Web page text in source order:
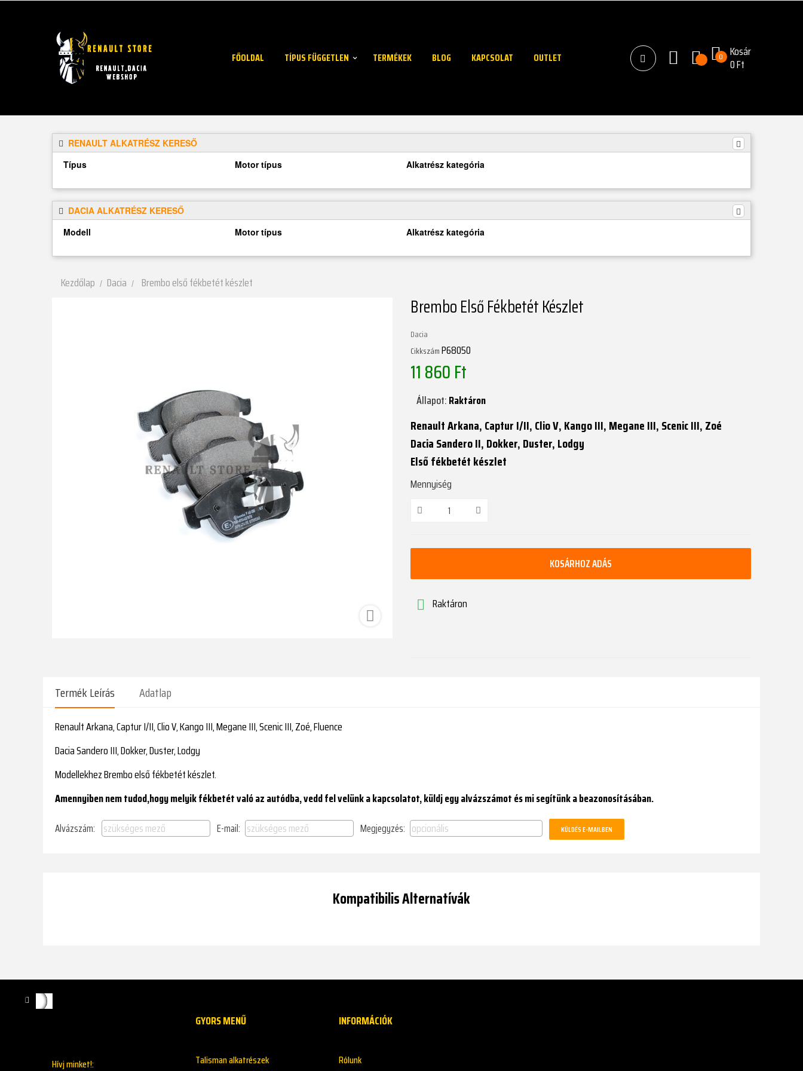
FŐOLDAL TÍPUS FÜGGETLEN TERMÉKEK BLOG KAPCSOLAT OUTLET 0 Kosár
0 Ft
RENAULT ALKATRÉSZ KERESŐ
Típus
Motor típus Alkatrész kategória
DACIA ALKATRÉSZ KERESŐ
Modell
Motor típus Alkatrész kategória
Kezdőlap Dacia Brembo első fékbetét készlet

Brembo Első Fékbetét Készlet
Dacia
CikkszámP68050
11 860 Ft
Állapot:Raktáron
Renault Arkana, Captur I/II, Clio V, Kango III, Megane III, Scenic III, Zoé
Dacia Sandero II, Dokker, Duster, Lodgy
Első fékbetét készlet
Mennyiség
KOSÁRHOZ ADÁS
 Raktáron
Termék Leírás Adatlap
Renault Arkana, Captur I/II, Clio V, Kango III, Megane III, Scenic III, Zoé, Fluence
Dacia Sandero III, Dokker, Duster, Lodgy
Modellekhez Brembo első fékbetét készlet.
Amennyiben nem tudod,hogy melyik fékbetét való az autódba, vedd fel velünk a kapcsolatot, küldj egy alvázszámot és mi segítünk a beazonosításában.
Alvázszám: E-mail: Megjegyzés:
Kompatibilis Alternatívák
Hívj minket!:
GYORS MENŰ
Talisman alkatrészek
INFORMÁCIÓK
Rólunk